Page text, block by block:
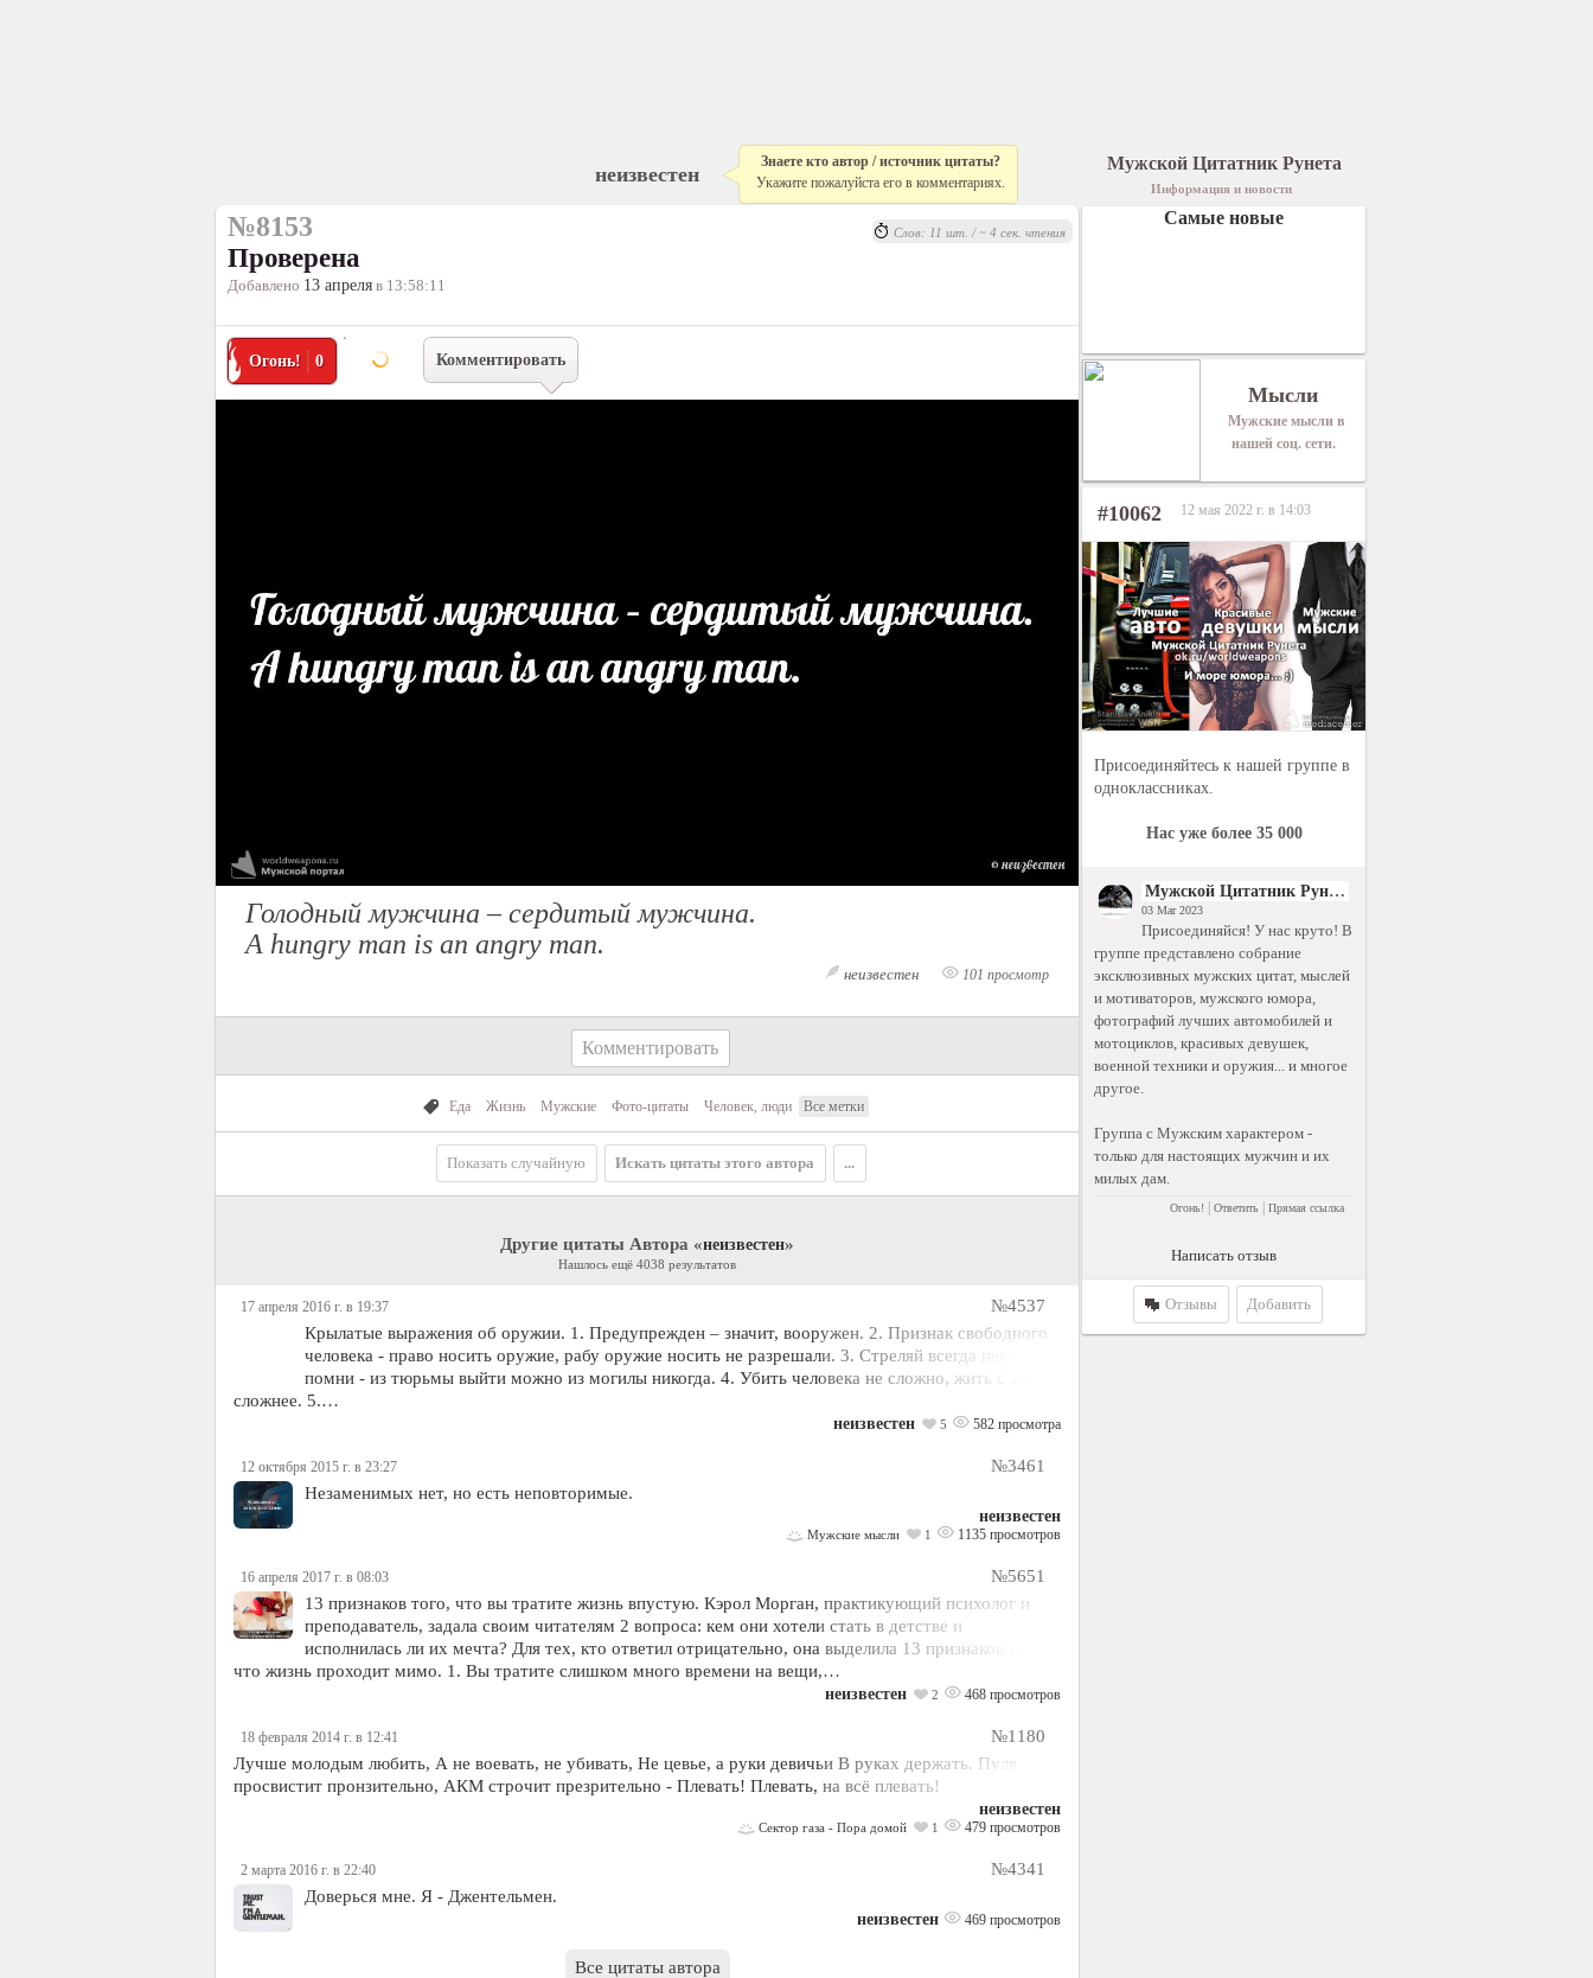
неизвестен
Знаете кто автор / источник цитаты?
Укажите пожалуйста его в комментариях.
№8153
Проверена
Добавлено 13 апреля в 13:58:11
Огонь! 0 Комментировать
Голодный мужчина – сердитый мужчина.
A hungry man is an angry man.
неизвестен 101 просмотр
Слов: 11 шт. / ~ 4 сек. чтения
Комментировать
Еда Жизнь Мужские Фото-цитаты Человек, люди Все метки
Показать случайную Искать цитаты этого автора ...
Другие цитаты Автора «неизвестен»
Нашлось ещё 4038 результатов
17 апреля 2016 г. в 19:37
№4537
Крылатые выражения об оружии. 1. Предупрежден – значит, вооружен. 2. Признак свободного
человека - право носить оружие, рабу оружие носить не разрешали. 3. Стреляй всегда первым,
помни - из тюрьмы выйти можно из могилы никогда. 4. Убить человека не сложно, жить с этим
сложнее. 5.…
неизвестен 5 582 просмотра
12 октября 2015 г. в 23:27
№3461
Незаменимых нет, но есть неповторимые.
неизвестен
Мужские мысли 1 1135 просмотров
16 апреля 2017 г. в 08:03
№5651
13 признаков того, что вы тратите жизнь впустую. Кэрол Морган, практикующий психолог и
преподаватель, задала своим читателям 2 вопроса: кем они хотели стать в детстве и
исполнилась ли их мечта? Для тех, кто ответил отрицательно, она выделила 13 признаков того,
что жизнь проходит мимо. 1. Вы тратите слишком много времени на вещи,…
неизвестен 2 468 просмотров
18 февраля 2014 г. в 12:41
№1180
Лyчше молодым любить, А не воевать, не убивать, Не цевье, а руки девичьи В руках деpжать. Пyля
пpосвистит пpонзительно, АКМ стpочит пpезpительно - Плевать! Плевать, на всё плевать!
неизвестен
Сектор газа - Пора домой 1 479 просмотров
2 марта 2016 г. в 22:40
№4341
Доверься мне. Я - Джентельмен.
неизвестен 469 просмотров
Все цитаты автора
Мужской Цитатник Рунета
Информация и новости
Самые новые
Мысли
Мужские мысли в
нашей соц. сети.
#10062 12 мая 2022 г. в 14:03
Присоединяйтесь к нашей группе в
одноклассниках.
Нас уже более 35 000
Мужской Цитатник Рунета
03 Mar 2023
Присоединяйся! У нас круто! В
группе представлено собрание
эксклюзивных мужских цитат, мыслей
и мотиваторов, мужского юмора,
фотографий лучших автомобилей и
мотоциклов, красивых девушек,
военной техники и оружия... и многое
другое.
Группа с Мужским характером -
только для настоящих мужчин и их
милых дам.
Огонь! Ответить Прямая ссылка
Написать отзыв
Отзывы Добавить